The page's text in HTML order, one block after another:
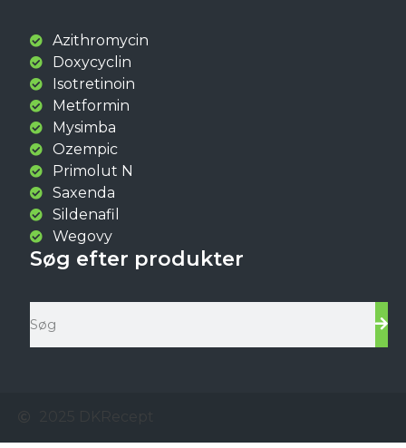
Azithromycin
Doxycyclin
Isotretinoin
Metformin
Mysimba
Ozempic
Primolut N
Saxenda
Sildenafil
Wegovy
Søg efter produkter